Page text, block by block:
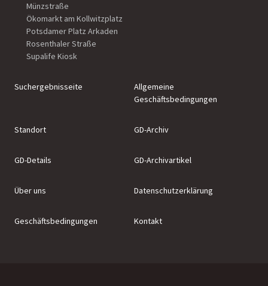
Münzstraße
Ökomarkt am Kollwitzplatz
Potsdamer Platz Arkaden
Rosenthaler Straße
Supalife Kiosk
Suchergebnisseite
Allgemeine
Geschäftsbedingungen
Standort GD-Archiv
GD-Details GD-Archivartikel
Über uns Datenschutzerklärung
Geschäftsbedingungen Kontakt